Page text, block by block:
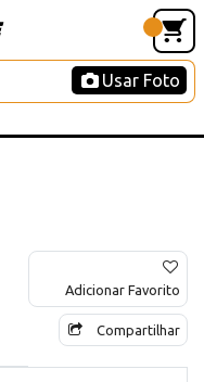
Usar Foto
Adicionar Favorito
Compartilhar